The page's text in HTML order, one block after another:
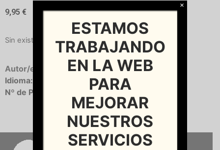
9,95 €
Sin existencias
Autor/es:
JUDT, Tony
Idioma:
Nº de Páginas:
ESTAMOS
TRABAJANDO
EN LA WEB
PARA
MEJORAR
NUESTROS
SERVICIOS
×